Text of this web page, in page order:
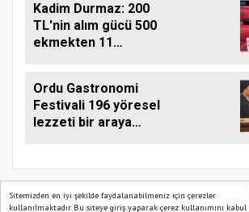
Sitemizden en iyi şekilde faydalanabilmeniz için çerezler
kullanılmaktadır. Bu siteye giriş yaparak çerez kullanımını kabul
Kadim Durmaz: 200
TL'nin alım gücü 500
ekmekten 11
Ordu Gastronomi
Festivali 196 yöresel
lezzeti bir araya